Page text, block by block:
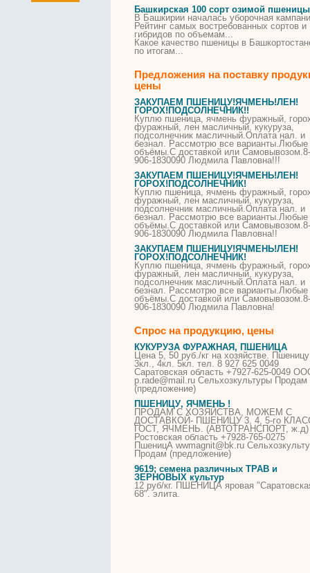
Башкирская 100 сорт озимой пшеницы
В Башкирии началась уборочная
Рейтинг самых востребованных сортов и
гибридов по объемам...
Какое качество пшеницы в
по итогам...
Предложения на поставку
цены
ЗАКУПАЕМ ПШЕНИЦУ!ЯЧМЕНЬ!ЛЕН!
ГОРОХ!ПОДСОЛНЕЧНИК!!
Куплю пшеница, ячмень фуражный,
фуражный, лен масличный, кукуруза,
подсолнечник масличный.Оплата нал. и
безнал. Рассмотрю все варианты.Любые
объёмы.С доставкой или Самовывозом.8-
906-1830090 Людмила Павловна!!!
ЗАКУПАЕМ ПШЕНИЦУ!ЯЧМЕНЬ!ЛЕН!
ГОРОХ!ПОДСОЛНЕЧНИК!
Куплю пшеница, ячмень фуражный,
фуражный, лен масличный, кукуруза,
подсолнечник масличный.Оплата нал. и
безнал. Рассмотрю все варианты.Любые
объёмы.С доставкой или Самовывозом.8-
906-1830090 Людмила Павловна!!
ЗАКУПАЕМ ПШЕНИЦУ!ЯЧМЕНЬ!ЛЕН!
ГОРОХ!ПОДСОЛНЕЧНИК!
Куплю пшеница, ячмень фуражный,
фуражный, лен масличный, кукуруза,
подсолнечник масличный.Оплата нал. и
безнал. Рассмотрю все варианты.Любые
объёмы.С доставкой или Самовывозом.8-
906-1830090 Людмила Павловна!
Спрос на продукцию, цены
КУКУРУЗА ФУРАЖНАЯ, ПШЕНИЦА
Цена 5, 50 руб./кг на хозяйстве. Пшеницу
3кл., 4кл. 5кл. тел. 8 927 625 0049
Саратовская область +7927-625-0049
p.rade@mail.ru Сельхозкультуры Продам
(предложение)
ПШЕНИЦУ, ЯЧМЕНЬ !
ПРОДАМ С ХОЗЯЙСТВА, МОЖЕМ С
ДОСТАВКОЙ- ПШЕНИЦУ 3, 4, 5-го
ГОСТ, ЯЧМЕНЬ. (АВТОТРАНСПОРТ, ж.д)
Ростовская область +7928-765-0275
ПшеницА wwmagnit@bk.ru
Продам (предложение)
9619; семена различных ТРАВ и
ЗЕРНОВЫХ культур
12 руб/кг. ПШЕНИЦА яровая
68". элита.